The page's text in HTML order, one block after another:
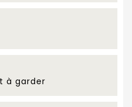
à garder